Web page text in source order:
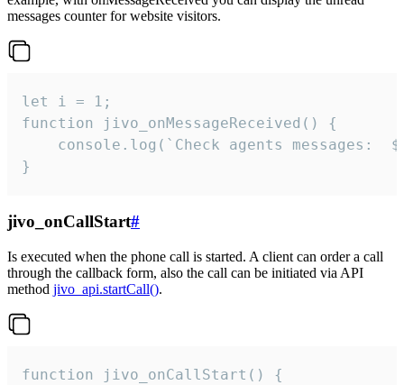
messages counter for website visitors.
let i = 1;
function jivo_onMessageReceived() {
}
jivo_onCallStart#
Is executed when the phone call is started. A client can order a call
through the callback form, also the call can be initiated via API
method jivo_api.startCall().
function jivo_onCallStart() {